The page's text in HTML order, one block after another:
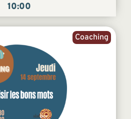
10:00
Coaching